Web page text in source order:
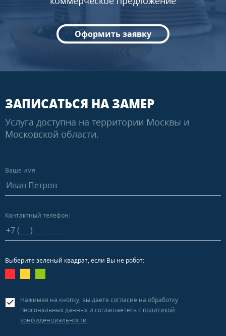
Оформить заявку
ЗАПИСАТЬСЯ НА ЗАМЕР
Услуга доступна на территории Москвы и
Московской области.
Ваше имя
Контактный телефон:
Выберите зеленый квадрат, если Вы не робот:
Нажимая на кнопку, вы даете согласие на обработку
персональных данных и соглашаетесь c политикой
конфиденциальности.